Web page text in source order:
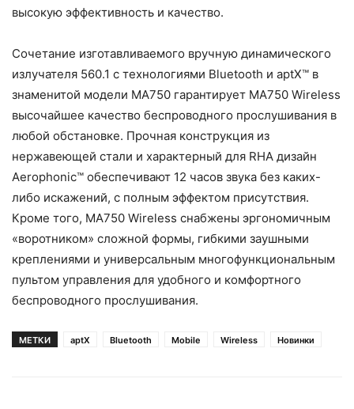
высокую эффективность и качество.
Сочетание изготавливаемого вручную динамического
излучателя 560.1 с технологиями Bluetooth и aptX™ в
знаменитой модели MA750 гарантирует MA750 Wireless
высочайшее качество беспроводного прослушивания в
любой обстановке. Прочная конструкция из
нержавеющей стали и характерный для RHA дизайн
Aerophonic™ обеспечивают 12 часов звука без каких-
либо искажений, с полным эффектом присутствия.
Кроме того, MA750 Wireless снабжены эргономичным
«воротником» сложной формы, гибкими заушными
креплениями и универсальным многофункциональным
пультом управления для удобного и комфортного
беспроводного прослушивания.
МЕТКИ aptX Bluetooth Mobile Wireless Новинки